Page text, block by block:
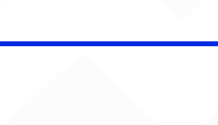
celebra 25 anos